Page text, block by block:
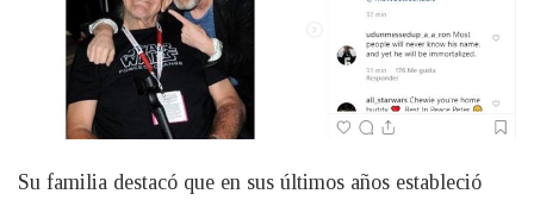
Su familia destacó que en sus últimos años estableció